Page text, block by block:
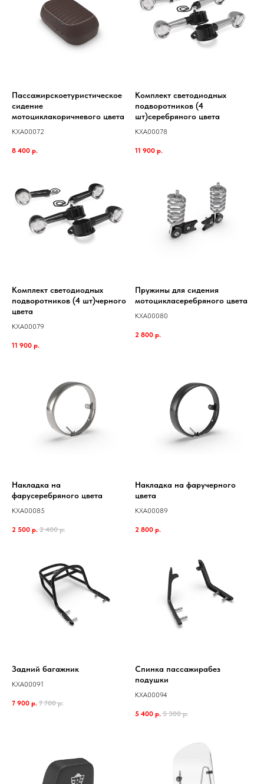
Пассажирскоетуристическое
сидение
мотоциклакоричневого цвета
KXA00072
8 400 р.
Комплект светодиодных
подворотников (4
шт)серебряного цвета
KXA00078
11 900 р.
Комплект светодиодных
подворотников (4 шт)черного
цвета
KXA00079
11 900 р.
Пружины для сидения
мотоцикласеребряного цвета
KXA00080
2 800 р.
Накладка на
фарусеребряного цвета
KXA00085
2 500 р. 2 400 р.
Накладка на фаручерного
цвета
KXA00089
2 800 р.
Задний багажник
KXA00091
7 900 р. 7 700 р.
Спинка пассажирабез
подушки
KXA00094
5 400 р. 5 300 р.